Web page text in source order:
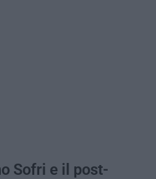
Sofri e il post-